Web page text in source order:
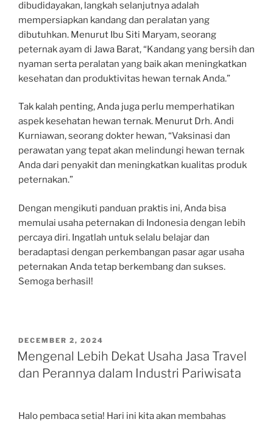
dibudidayakan, langkah selanjutnya adalah
mempersiapkan kandang dan peralatan yang
dibutuhkan. Menurut Ibu Siti Maryam, seorang
peternak ayam di Jawa Barat, “Kandang yang bersih dan
nyaman serta peralatan yang baik akan meningkatkan
kesehatan dan produktivitas hewan ternak Anda.”
Tak kalah penting, Anda juga perlu memperhatikan
aspek kesehatan hewan ternak. Menurut Drh. Andi
Kurniawan, seorang dokter hewan, “Vaksinasi dan
perawatan yang tepat akan melindungi hewan ternak
Anda dari penyakit dan meningkatkan kualitas produk
peternakan.”
Dengan mengikuti panduan praktis ini, Anda bisa
memulai usaha peternakan di Indonesia dengan lebih
percaya diri. Ingatlah untuk selalu belajar dan
beradaptasi dengan perkembangan pasar agar usaha
peternakan Anda tetap berkembang dan sukses.
Semoga berhasil!
POSTED
ON
DECEMBER 2, 2024
Mengenal Lebih Dekat Usaha Jasa Travel
dan Perannya dalam Industri Pariwisata
Halo pembaca setia! Hari ini kita akan membahas